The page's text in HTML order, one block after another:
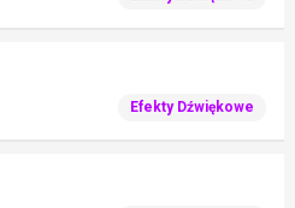
Efekty Dźwiękowe